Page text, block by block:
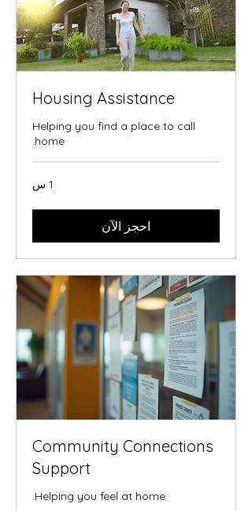
Housing Assistance
Helping you find a place to call
home.
1 س
احجز الآن
Community Connections
Support
Helping you feel at home.